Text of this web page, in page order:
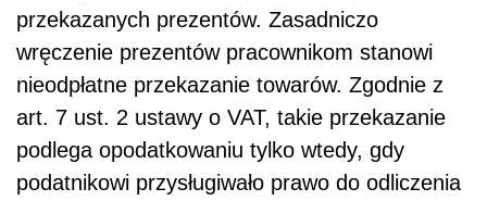
przekazanych prezentów. Zasadniczo
wręczenie prezentów pracownikom stanowi
nieodpłatne przekazanie towarów. Zgodnie z
art. 7 ust. 2 ustawy o VAT, takie przekazanie
podlega opodatkowaniu tylko wtedy, gdy
podatnikowi przysługiwało prawo do odliczenia